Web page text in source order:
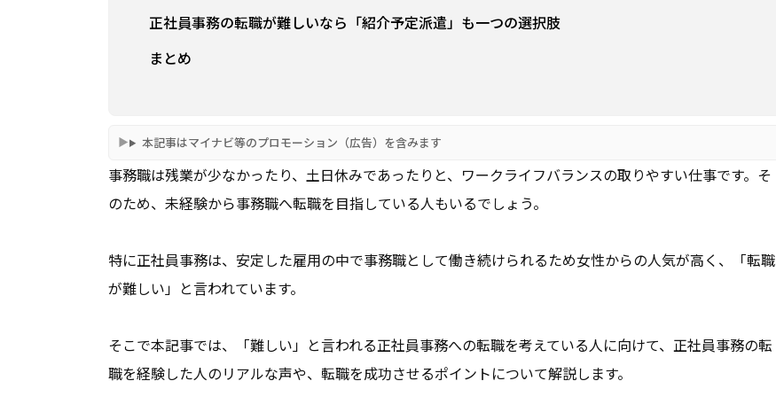
正社員事務の転職が難しいなら「紹介予定派遣」も一つの選択肢
まとめ
本記事はマイナビ等のプロモーション（広告）を含みます
事務職は残業が少なかったり、土日休みであったりと、ワークライフバランスの取りやすい仕事です。そ
のため、未経験から事務職へ転職を目指している人もいるでしょう。
特に正社員事務は、安定した雇用の中で事務職として働き続けられるため女性からの人気が高く、「転職
が難しい」と言われています。
そこで本記事では、「難しい」と言われる正社員事務への転職を考えている人に向けて、正社員事務の転
職を経験した人のリアルな声や、転職を成功させるポイントについて解説します。